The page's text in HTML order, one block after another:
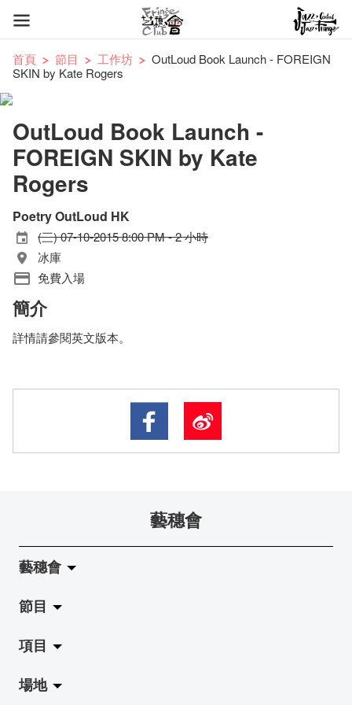
首頁 節目 工作坊
OutLoud Book Launch - FOREIGN
SKIN by Kate Rogers
OutLoud Book Launch -
FOREIGN SKIN by Kate
Rogers
Poetry OutLoud HK
(三) 07-10-2015 8:00 PM - 2 小時
冰庫
免費入場
簡介
詳情請參閱英文版本。
藝穗會
藝穗會
關於藝穗會
藝穗會的演化
使命與宗旨
節目
拉闊
展覽
項目
Jazz-Go-Central, Jazz-Go-Fringe
場地